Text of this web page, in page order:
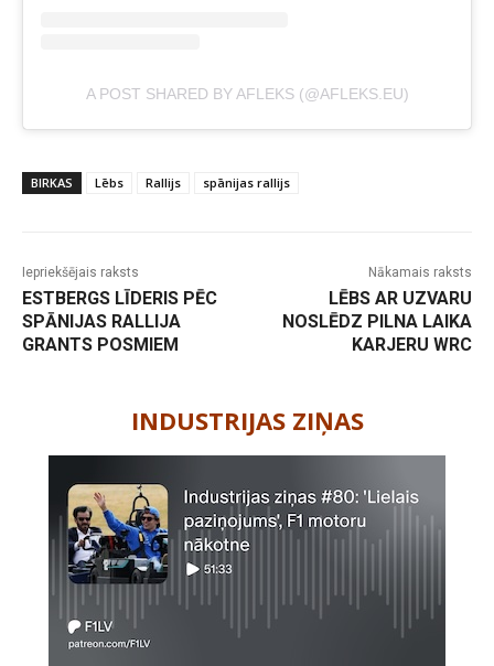
A POST SHARED BY AFLEKS (@AFLEKS.EU)
BIRKAS Lēbs Rallijs spānijas rallijs
Iepriekšējais raksts
ESTBERGS LĪDERIS PĒC
SPĀNIJAS RALLIJA
GRANTS POSMIEM
Nākamais raksts
LĒBS AR UZVARU
NOSLĒDZ PILNA LAIKA
KARJERU WRC
INDUSTRIJAS ZIŅAS